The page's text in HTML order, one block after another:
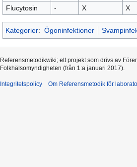
Flucytosin - X X
Kategorier: Ögoninfektioner
Referensmetodikwiki; ett projekt som drivs av
Folkhälsomyndigheten (från 1:a januari 2017).
Integritetspolicy Om Referensmetodik för